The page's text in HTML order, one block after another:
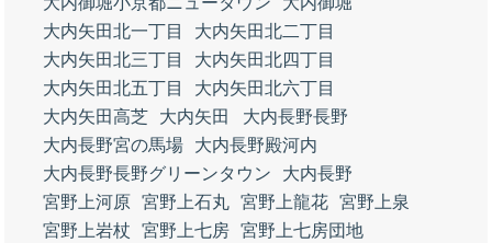
大内矢田北一丁目
大内矢田北二丁目
大内矢田北三丁目
大内矢田北四丁目
大内矢田北五丁目
大内矢田北六丁目
大内矢田高芝
大内矢田
大内長野長野
大内長野宮の馬場
大内長野殿河内
大内長野長野グリーンタウン
大内長野
宮野上河原 宮野上石丸 宮野上龍花 宮野上泉
宮野上岩杖
宮野上七房 宮野上七房団地